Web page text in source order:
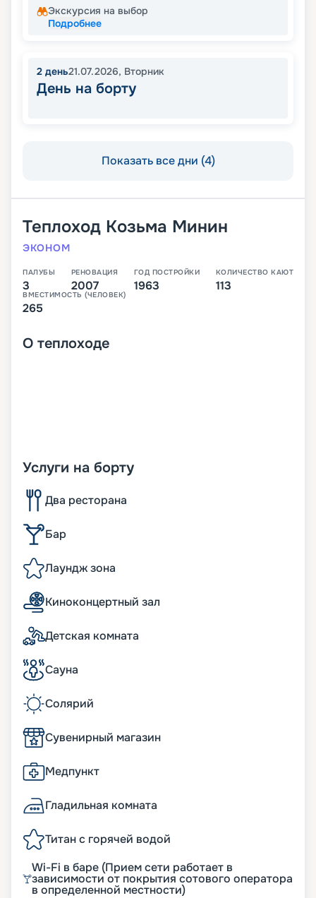
Экскурсия на выбор
Подробнее
2 день21.07.2026, Вторник
День на борту
Показать все дни (4)
Теплоход Козьма Минин
ЭКОНОМ
ПАЛУБЫ
3
РЕНОВАЦИЯ
2007
ГОД ПОСТРОЙКИ
1963
КОЛИЧЕСТВО КАЮТ
113
ВМЕСТИМОСТЬ (ЧЕЛОВЕК)
265
О теплоходе
Услуги на борту
Два ресторана
Бар
Лаундж зона
Киноконцертный зал
Детская комната
Сауна
Солярий
Сувенирный магазин
Медпункт
Гладильная комната
Титан с горячей водой
Wi-Fi в баре (Прием сети работает в
зависимости от покрытия сотового оператора
в определенной местности)